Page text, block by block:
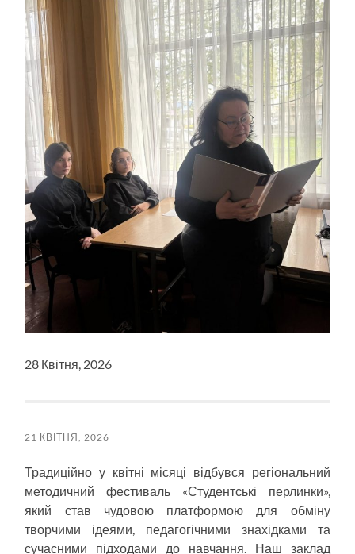
28 Квітня, 2026
21 КВІТНЯ, 2026
Традиційно у квітні місяці відбувся регіональний
методичний фестиваль «Студентські перлинки»,
який став чудовою платформою для обміну
творчими ідеями, педагогічними знахідками та
сучасними підходами до навчання. Наш заклад